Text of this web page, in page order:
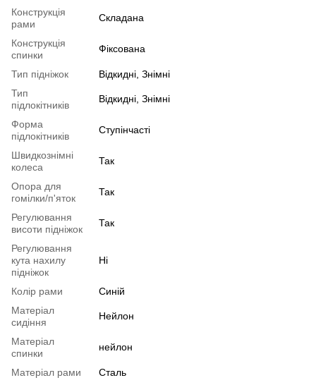
Конструкція
рами
Складана
Конструкція
спинки
Фіксована
Тип підніжок Відкидні, Знімні
Тип
підлокітників
Відкидні, Знімні
Форма
підлокітників
Ступінчасті
Швидкознімні
колеса
Так
Опора для
гомілки/п'яток
Так
Регулювання
висоти підніжок
Так
Регулювання
кута нахилу
підніжок
Ні
Колір рами
Синій
Матеріал
сидіння
Нейлон
Матеріал
спинки
нейлон
Матеріал рами
Сталь